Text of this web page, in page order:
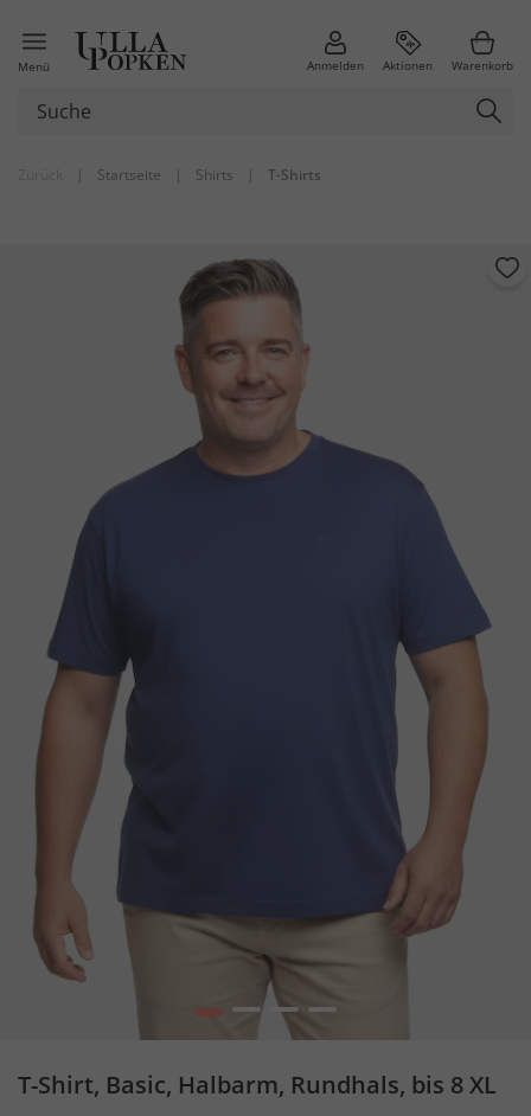
Menü Anmelden Aktionen Warenkorb
| Startseite | Shirts | T-Shirts
2 3 4
T-Shirt, Basic, Halbarm, Rundhals, bis 8 XL